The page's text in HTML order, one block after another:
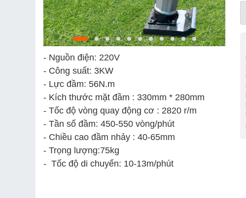
- Nguồn điện: 220V
- Công suất: 3KW
- Lực đầm: 56N.m
- Kích thước mặt đầm : 330mm * 280mm
- Tốc độ vòng quay động cơ : 2820 r/m
- Tần số đầm: 450-550 vòng/phút
- Chiều cao đầm nhảy : 40-65mm
- Trọng lượng:75kg
- Tốc độ di chuyển: 10-13m/phút